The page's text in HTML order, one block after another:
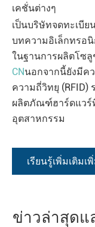
เคชั่นต่างๆ
เป็นบริษัทจดทะเบีย
บทความอิเล็กทรอนิ
ในฐานการผลิตโซ
CNนอกจากนี้ยังมีค
ความถี่วิทยุ (RFID)
ผลิตภัณฑ์ฮาร์ดแวร์
อุตสาหกรรม
เรียนรู้เพิ่มเติมเ
ข่าวล่าสุดแ